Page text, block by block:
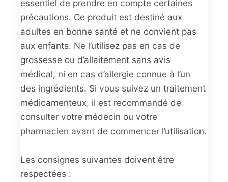
essentiel de prendre en compte certaines
précautions. Ce produit est destiné aux
adultes en bonne santé et ne convient pas
aux enfants. Ne l’utilisez pas en cas de
grossesse ou d’allaitement sans avis
médical, ni en cas d’allergie connue à l’un
des ingrédients. Si vous suivez un traitement
médicamenteux, il est recommandé de
consulter votre médecin ou votre
pharmacien avant de commencer l’utilisation.
Les consignes suivantes doivent être
respectées :